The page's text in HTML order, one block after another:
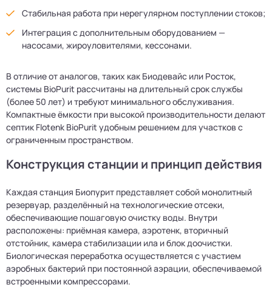
Стабильная работа при нерегулярном поступлении стоков;
Интеграция с дополнительным оборудованием —
насосами, жироуловителями, кессонами.
В отличие от аналогов, таких как Биодевайс или Росток,
системы BioPurit рассчитаны на длительный срок службы
(более 50 лет) и требуют минимального обслуживания.
Компактные ёмкости при высокой производительности делают
септик Flotenk BioPurit удобным решением для участков с
ограниченным пространством.
Конструкция станции и принцип действия
Каждая станция Биопурит представляет собой монолитный
резервуар, разделённый на технологические отсеки,
обеспечивающие пошаговую очистку воды. Внутри
расположены: приёмная камера, аэротенк, вторичный
отстойник, камера стабилизации ила и блок доочистки.
Биологическая переработка осуществляется с участием
аэробных бактерий при постоянной аэрации, обеспечиваемой
встроенными компрессорами.